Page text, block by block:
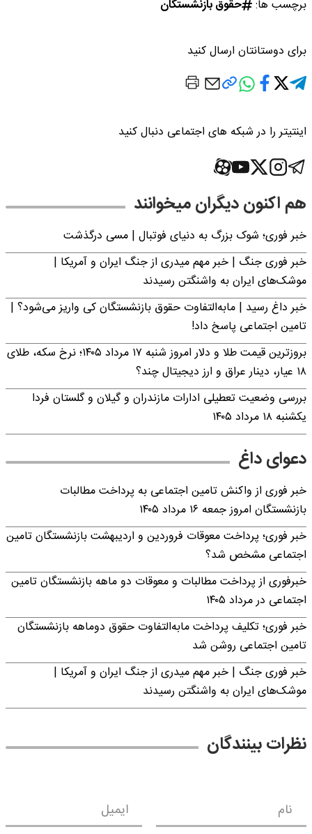
برچسب ها: حقوق بازنشستگان
برای دوستانتان ارسال کنید
اینتیتر را در شبکه های اجتماعی دنبال کنید
هم اکنون دیگران میخوانند
خبر فوری؛‌ شوک بزرگ به دنیای فوتبال | مسی درگذشت
خبر فوری جنگ | خبر مهم میدری از جنگ ایران و آمریکا |
موشک‌های ایران به واشنگتن رسیدند
خبر داغ رسید | مابه‌التفاوت حقوق بازنشستگان کی واریز می‌شود؟ |
تامین اجتماعی پاسخ داد!
بروزترین قیمت طلا و دلار امروز شنبه ۱۷ مرداد ۱۴۰۵؛ نرخ سکه، طلای
۱۸ عیار، دینار عراق و ارز دیجیتال چند؟
بررسی وضعیت تعطیلی ادارات مازندران و گیلان و گلستان فردا
یکشنبه ۱۸ مرداد ۱۴۰۵
دعوای داغ
خبر فوری از واکنش تامین اجتماعی به پرداخت مطالبات
بازنشستگان امروز جمعه ۱۶ مرداد ۱۴۰۵
خبر فوری؛ پرداخت معوقات فروردین و اردیبهشت بازنشستگان تامین
اجتماعی مشخص شد؟
خبرفوری از پرداخت مطالبات و معوقات دو ماهه بازنشستگان تامین
اجتماعی در مرداد ۱۴۰۵
خبر فوری؛ تکلیف پرداخت مابه‌التفاوت حقوق دوماهه بازنشستگان
تامین اجتماعی روشن شد
خبر فوری جنگ | خبر مهم میدری از جنگ ایران و آمریکا |
موشک‌های ایران به واشنگتن رسیدند
نظرات بینندگان
نام ایمیل